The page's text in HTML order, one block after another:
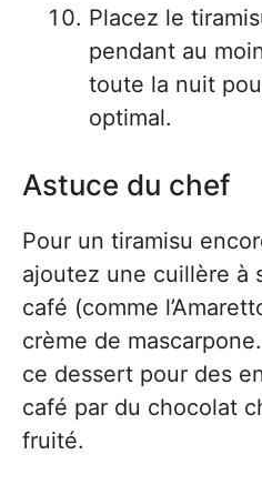
Placez le
pendant au
toute la nuit
optimal.
Astuce du chef
Pour un tiramisu
ajoutez une cuillère à
café (comme
crème de
ce dessert pour des
café par du chocolat
fruité.